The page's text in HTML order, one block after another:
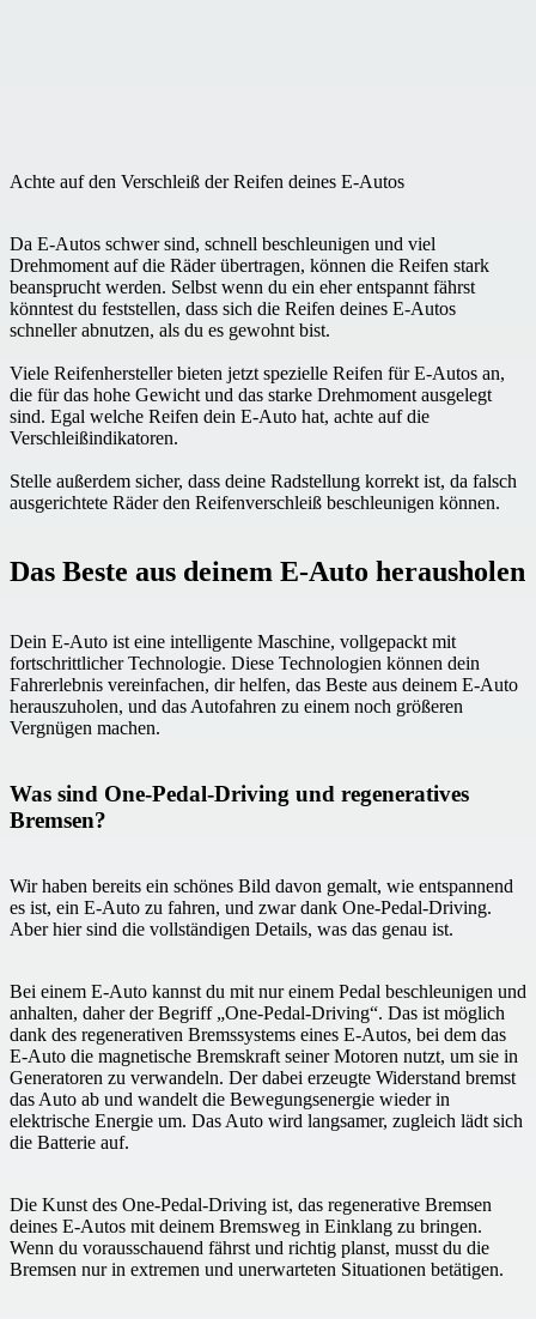
Achte auf den Verschleiß der Reifen deines E-Autos
Da E-Autos schwer sind, schnell beschleunigen und viel
Drehmoment auf die Räder übertragen, können die Reifen stark
beansprucht werden. Selbst wenn du ein eher entspannt fährst
könntest du feststellen, dass sich die Reifen deines E-Autos
schneller abnutzen, als du es gewohnt bist.
Viele Reifenhersteller bieten jetzt spezielle Reifen für E-Autos an,
die für das hohe Gewicht und das starke Drehmoment ausgelegt
sind. Egal welche Reifen dein E-Auto hat, achte auf die
Verschleißindikatoren.
Stelle außerdem sicher, dass deine Radstellung korrekt ist, da falsch
ausgerichtete Räder den Reifenverschleiß beschleunigen können.
Das Beste aus deinem E-Auto herausholen
Dein E-Auto ist eine intelligente Maschine, vollgepackt mit
fortschrittlicher Technologie. Diese Technologien können dein
Fahrerlebnis vereinfachen, dir helfen, das Beste aus deinem E-Auto
herauszuholen, und das Autofahren zu einem noch größeren
Vergnügen machen.
Was sind One-Pedal-Driving und regeneratives
Bremsen?
Wir haben bereits ein schönes Bild davon gemalt, wie entspannend
es ist, ein E-Auto zu fahren, und zwar dank One-Pedal-Driving.
Aber hier sind die vollständigen Details, was das genau ist.
Bei einem E-Auto kannst du mit nur einem Pedal beschleunigen und
anhalten, daher der Begriff „One-Pedal-Driving“. Das ist möglich
dank des regenerativen Bremssystems eines E-Autos, bei dem das
E-Auto die magnetische Bremskraft seiner Motoren nutzt, um sie in
Generatoren zu verwandeln. Der dabei erzeugte Widerstand bremst
das Auto ab und wandelt die Bewegungsenergie wieder in
elektrische Energie um. Das Auto wird langsamer, zugleich lädt sich
die Batterie auf.
Die Kunst des One-Pedal-Driving ist, das regenerative Bremsen
deines E-Autos mit deinem Bremsweg in Einklang zu bringen.
Wenn du vorausschauend fährst und richtig planst, musst du die
Bremsen nur in extremen und unerwarteten Situationen betätigen.